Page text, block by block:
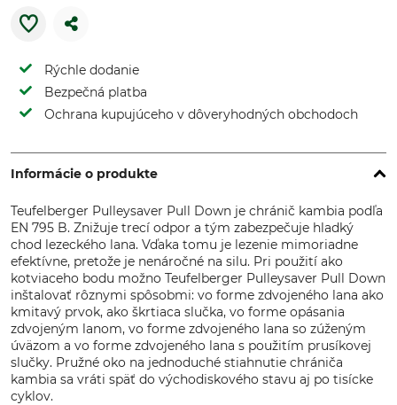
Rýchle dodanie
Bezpečná platba
Ochrana kupujúceho v dôveryhodných obchodoch
Informácie o produkte
Teufelberger Pulleysaver Pull Down je chránič kambia podľa
EN 795 B. Znižuje trecí odpor a tým zabezpečuje hladký
chod lezeckého lana. Vďaka tomu je lezenie mimoriadne
efektívne, pretože je nenáročné na silu. Pri použití ako
kotviaceho bodu možno Teufelberger Pulleysaver Pull Down
inštalovať rôznymi spôsobmi: vo forme zdvojeného lana ako
kmitavý prvok, ako škrtiaca slučka, vo forme opásania
zdvojeným lanom, vo forme zdvojeného lana so zúženým
úväzom a vo forme zdvojeného lana s použitím prusíkovej
slučky. Pružné oko na jednoduché stiahnutie chrániča
kambia sa vráti späť do východiskového stavu aj po tisícke
cyklov.